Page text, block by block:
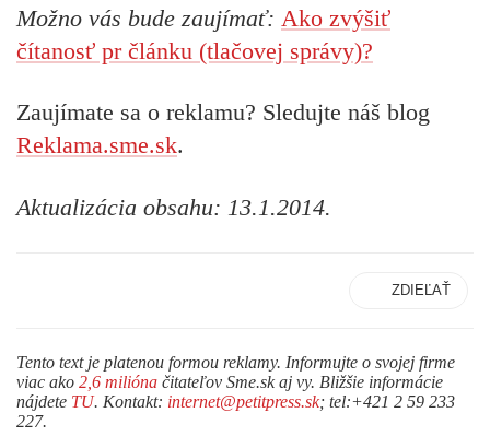
Možno vás bude zaujímať: Ako zvýšiť
čítanosť pr článku (tlačovej správy)?
Zaujímate sa o reklamu? Sledujte náš blog
Reklama.sme.sk.
Aktualizácia obsahu: 13.1.2014.
ZDIEĽAŤ
Tento text je platenou formou reklamy. Informujte o svojej firme
viac ako 2,6 milióna čitateľov Sme.sk aj vy. Bližšie informácie
nájdete TU. Kontakt: internet@petitpress.sk; tel:+421 2 59 233
227.